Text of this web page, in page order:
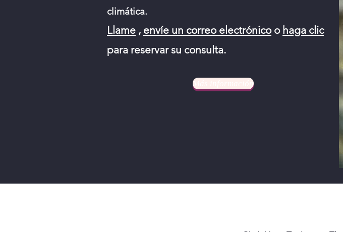
climática.
Llame , envíe un correo electrónicoo haga clic
para reservar su consulta.
Más información